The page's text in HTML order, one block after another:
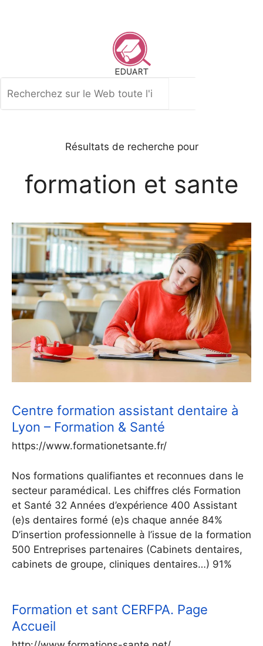
Résultats de recherche pour
formation et sante
Centre formation assistant dentaire à
Lyon – Formation & Santé
https://www.formationetsante.fr/
Nos formations qualifiantes et reconnues dans le
secteur paramédical. Les chiffres clés Formation
et Santé 32 Années d’expérience 400 Assistant
(e)s dentaires formé (e)s chaque année 84%
D’insertion professionnelle à l’issue de la formation
500 Entreprises partenaires (Cabinets dentaires,
cabinets de groupe, cliniques dentaires…) 91%
Formation et sant CERFPA. Page
Accueil